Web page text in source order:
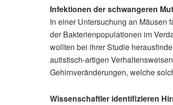
Infektionen der schwangeren
In einer Untersuchung an Mäusen
der Bakterienpopulationen im
wollten bei ihrer Studie
autistisch-artigen
Gehirnveränderungen, welche
Wissenschaftler identifizieren